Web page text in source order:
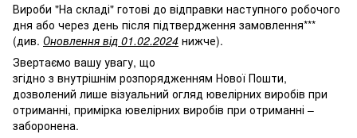
Вироби "На складі" готові до відправки наступного робочого
дня або через день після підтвердження замовлення***
(див. Оновлення від 01.02.2024 нижче).
Звертаємо вашу увагу, що
згідно з внутрішнім розпорядженням Нової Пошти,
дозволений лише візуальний огляд ювелірних виробів при
отриманні, примірка ювелірних виробів при отриманні –
заборонена.